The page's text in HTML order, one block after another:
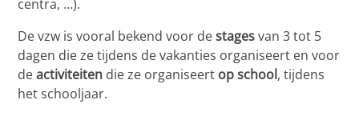
centra, …).
De vzw is vooral bekend voor destagesvan 3 tot 5
dagen die ze tijdens de vakanties organiseert en voor
deactiviteiten die ze organiseert op school, tijdens
het schooljaar.